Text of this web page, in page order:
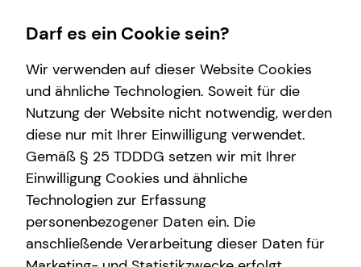
Wissenswertes
Über tecis
Immobilienfinanzierung
Überblick
Zinsrechner
Finanzierungswege
Energetische Sanierung
Kapitalanlage Immobilien
Überblick
Voraussetzungen
Steuerliche Vorteile
Private Krankenversicherung
Überblick
Betriebliche Krankenversicherung
Service
Kundenportal
Schadenabwicklung
Karriere
Teamassistenz
Julian Ziechaus
General Sales Manager
E-Mail Anruf
Darf es ein Cookie sein?
Wir verwenden auf dieser Website Cookies
und ähnliche Technologien. Soweit für die
Nutzung der Website nicht notwendig, werden
diese nur mit Ihrer Einwilligung verwendet.
Gemäß § 25 TDDDG setzen wir mit Ihrer
Einwilligung Cookies und ähnliche
Technologien zur Erfassung
personenbezogener Daten ein. Die
anschließende Verarbeitung dieser Daten für